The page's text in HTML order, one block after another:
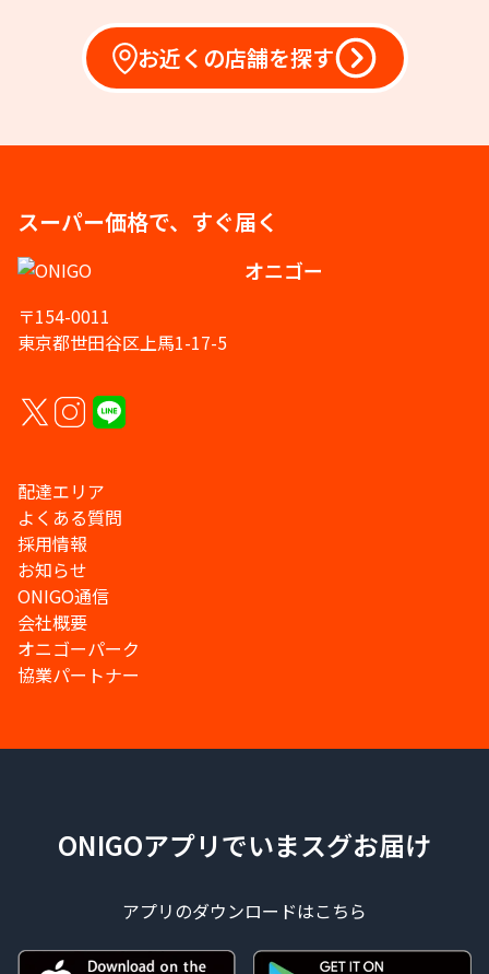
お近くの店舗を探す
スーパー価格で、すぐ届く
オニゴー
〒154-0011
東京都世田谷区上馬1-17-5
配達エリア
よくある質問
採用情報
お知らせ
ONIGO通信
会社概要
オニゴーパーク
協業パートナー
ONIGOアプリでいまスグお届け
アプリのダウンロードはこちら